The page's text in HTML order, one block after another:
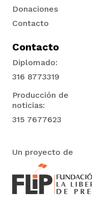
Donaciones
Contacto
Contacto
Diplomado:
316 8773319
Producción de
noticias:
315 7677623
Un proyecto de